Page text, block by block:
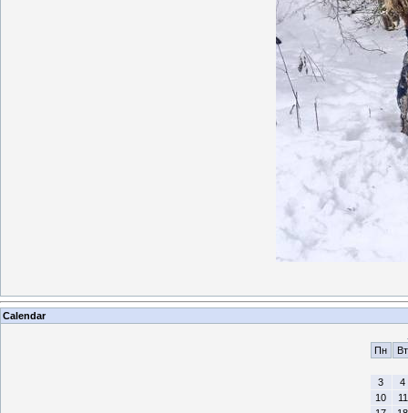
Calendar
Пн
Вт
3
4
10
11